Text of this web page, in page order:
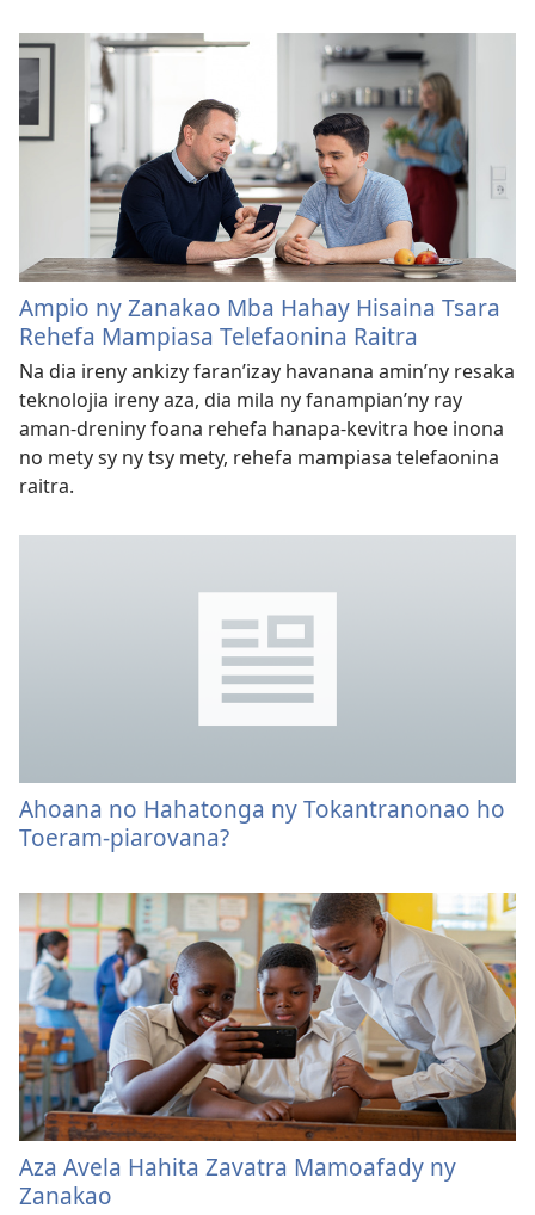
Ampio ny Zanakao Mba Hahay Hisaina Tsara
Rehefa Mampiasa Telefaonina Raitra
Na dia ireny ankizy faran’izay havanana amin’ny resaka
teknolojia ireny aza, dia mila ny fanampian’ny ray
aman-dreniny foana rehefa hanapa-kevitra hoe inona
no mety sy ny tsy mety, rehefa mampiasa telefaonina
raitra.
Ahoana no Hahatonga ny Tokantranonao ho
Toeram-piarovana?
Aza Avela Hahita Zavatra Mamoafady ny
Zanakao